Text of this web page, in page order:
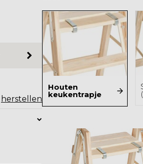
herstellen
Houten
keukentrapje